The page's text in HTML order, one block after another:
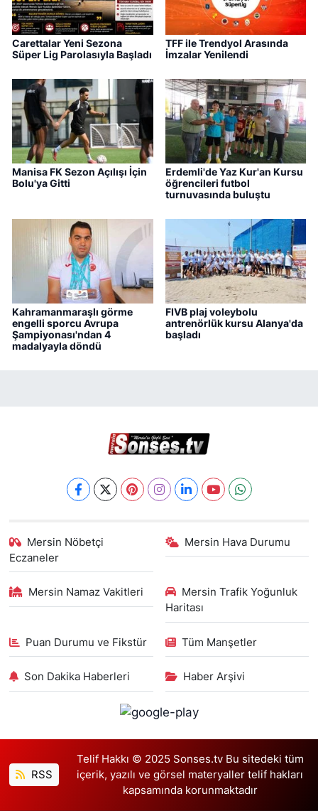
Carettalar Yeni Sezona
Süper Lig Parolasıyla Başladı
TFF ile Trendyol Arasında
İmzalar Yenilendi
Manisa FK Sezon Açılışı İçin
Bolu'ya Gitti
Erdemli'de Yaz Kur'an Kursu
öğrencileri futbol
turnuvasında buluştu
Kahramanmaraşlı görme
engelli sporcu Avrupa
Şampiyonası'ndan 4
madalyayla döndü
FIVB plaj voleybolu
antrenörlük kursu Alanya'da
başladı
Mersin Nöbetçi
Eczaneler
Mersin Hava Durumu
Mersin Namaz Vakitleri
Mersin Trafik Yoğunluk
Haritası
Puan Durumu ve Fikstür Tüm Manşetler
Son Dakika Haberleri Haber Arşivi
RSS
Telif Hakkı © 2025 Sonses.tv Bu sitedeki tüm
içerik, yazılı ve görsel materyaller telif hakları
kapsamında korunmaktadır